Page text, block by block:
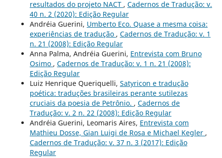
resultados do projeto NACT , Cadernos de Tradução: v.
40 n. 2 (2020): Edição Regular
Andréia Guerini, Umberto Eco. Quase a mesma coisa:
experiências de tradução , Cadernos de Tradução: v. 1
n. 21 (2008): Edição Regular
Anna Palma, Andréia Guerini, Entrevista com Bruno
Osimo , Cadernos de Tradução: v. 1 n. 21 (2008):
Edição Regular
Luiz Henrique Queriquelli, Satyricon e tradução
poética: traduções brasileiras perante sutilezas
cruciais da poesia de Petrônio. , Cadernos de
Tradução: v. 2 n. 22 (2008): Edição Regular
Andréia Guerini, Leomaris Aires, Entrevista com
Mathieu Dosse, Gian Luigi de Rosa e Michael Kegler ,
Cadernos de Tradução: v. 37 n. 3 (2017): Edição
Regular